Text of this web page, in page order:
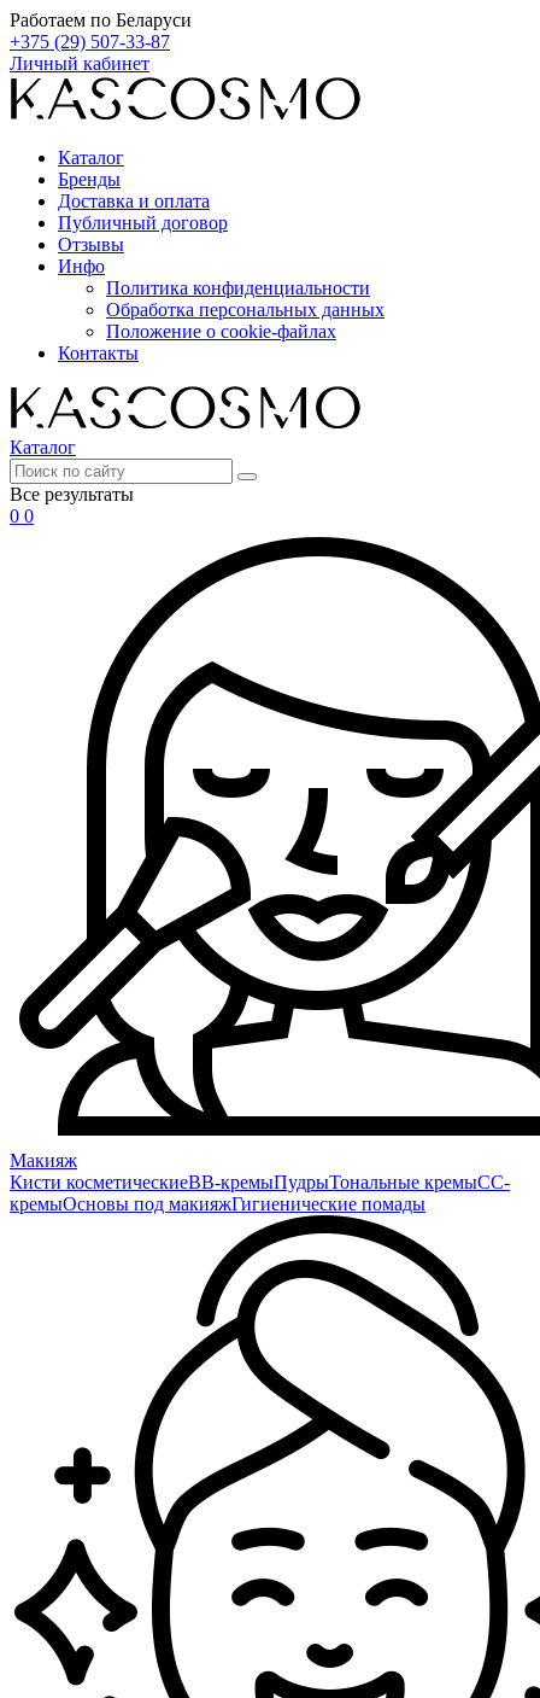
Работаем по Беларуси
+375 (29) 507-33-87
Личный кабинет
Каталог
Бренды
Доставка и оплата
Публичный договор
Отзывы
Инфо
Политика конфиденциальности
Обработка персональных данных
Положение о cookie-файлах
Контакты
Каталог
Все результаты
0 0
Макияж
Кисти косметическиеBB-кремыПудрыТональные кремыCC-
кремыОсновы под макияжГигиенические помады